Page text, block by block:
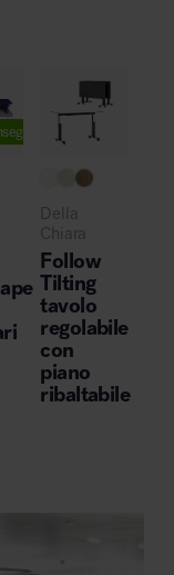
Della
Chiara
Follow
Tilting
tavolo
regolabile
con
piano
ribaltabile